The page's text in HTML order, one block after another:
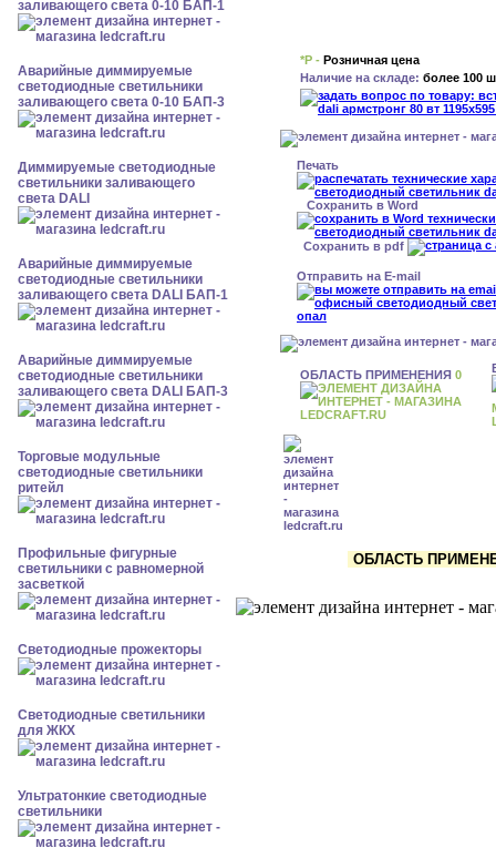
заливающего света 0-10 БАП-1
Аварийные диммируемые
светодиодные светильники
заливающего света 0-10 БАП-3
Диммируемые светодиодные
светильники заливающего
света DALI
Аварийные диммируемые
светодиодные светильники
заливающего света DALI БАП-1
Аварийные диммируемые
светодиодные светильники
заливающего света DALI БАП-3
Торговые модульные
светодиодные светильники
ритейл
Профильные фигурные
светильники с равномерной
засветкой
Светодиодные прожекторы
Светодиодные светильники
для ЖКХ
Ультратонкие светодиодные
светильники
*Р - Розничная цена
Наличие на складе: более 100
Печать
Сохранить в Word
Сохранить в pdf
Отправить на E-mail
ОБЛАСТЬ ПРИМЕНЕНИЯ 0
ОБЛАСТЬ